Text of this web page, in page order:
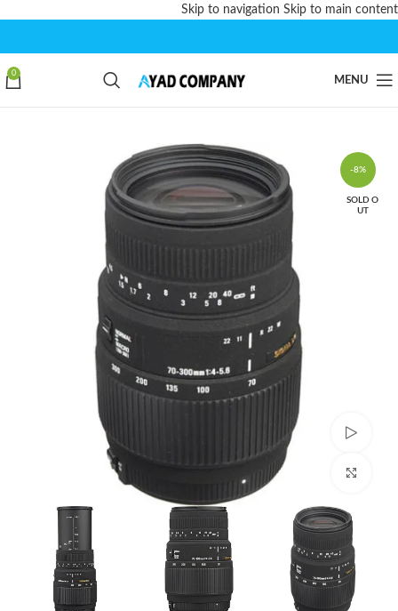
Skip to navigation Skip to main content
MENU
0
-8%
SOLD O
UT
Watch video
Click to enlarge